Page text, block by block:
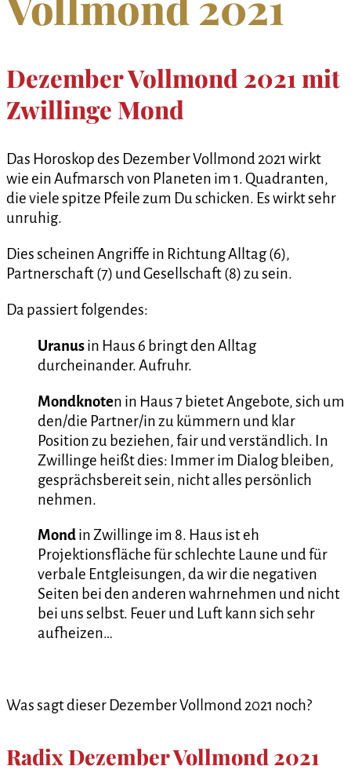
Dezember Vollmond 2021 mit
Zwillinge Mond
Das Horoskop des Dezember Vollmond 2021 wirkt
wie ein Aufmarsch von Planeten im 1. Quadranten,
die viele spitze Pfeile zum Du schicken. Es wirkt sehr
unruhig.
Dies scheinen Angriffe in Richtung Alltag (6),
Partnerschaft (7) und Gesellschaft (8) zu sein.
Da passiert folgendes:
Uranusin Haus 6 bringt den Alltag
durcheinander. Aufruhr.
Mondknoten in Haus 7 bietet Angebote, sich um
den/die Partner/in zu kümmern und klar
Position zu beziehen, fair und verständlich. In
Zwillinge heißt dies: Immer im Dialog bleiben,
gesprächsbereit sein, nicht alles persönlich
nehmen.
Mondin Zwillinge im 8. Haus ist eh
Projektionsfläche für schlechte Laune und für
verbale Entgleisungen, da wir die negativen
Seiten bei den anderen wahrnehmen und nicht
bei uns selbst. Feuer und Luft kann sich sehr
aufheizen…
Was sagt dieser Dezember Vollmond 2021 noch?
Radix Dezember Vollmond 2021